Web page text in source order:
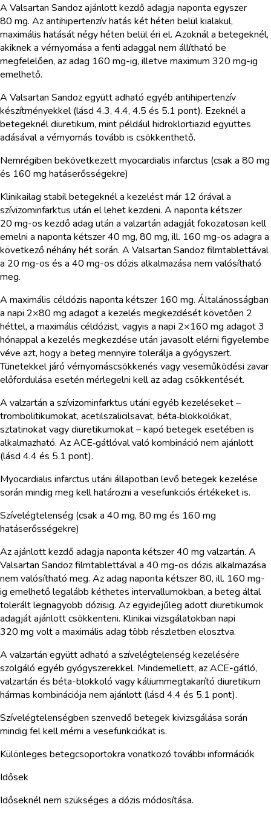
A Valsartan Sandoz ajánlott kezdő adagja naponta egyszer
80 mg. Az antihipertenzív hatás két héten belül kialakul,
maximális hatását négy héten belül éri el. Azoknál a betegeknél,
akiknek a vérnyomása a fenti adaggal nem állítható be
megfelelően, az adag 160 mg-ig, illetve maximum 320 mg-ig
emelhető.
A Valsartan Sandoz együtt adható egyéb antihipertenzív
készítményekkel (lásd 4.3, 4.4, 4.5 és 5.1 pont). Ezeknél a
betegeknél diuretikum, mint például hidroklortiazid együttes
adásával a vérnyomás tovább is csökkenthető.
Nemrégiben bekövetkezett myocardialis infarctus (csak a 80 mg
és 160 mg hatáserősségekre)
Klinikailag stabil betegeknél a kezelést már 12 órával a
szívizominfarktus után el lehet kezdeni. A naponta kétszer
20 mg-os kezdő adag után a valzartán adagját fokozatosan kell
emelni a naponta kétszer 40 mg, 80 mg, ill. 160 mg-os adagra a
következő néhány hét során. A Valsartan Sandoz filmtablettával
a 20 mg-os és a 40 mg-os dózis alkalmazása nem valósítható
meg.
A maximális céldózis naponta kétszer 160 mg. Általánosságban
a napi 2×80 mg adagot a kezelés megkezdését követően 2
héttel, a maximális céldózist, vagyis a napi 2×160 mg adagot 3
hónappal a kezelés megkezdése után javasolt elérni figyelembe
véve azt, hogy a beteg mennyire tolerálja a gyógyszert.
Tünetekkel járó vérnyomáscsökkenés vagy veseműködési zavar
előfordulása esetén mérlegelni kell az adag csökkentését.
A valzartán a szívizominfarktus utáni egyéb kezeléseket –
trombolitikumokat, acetilszalicilsavat, béta‑blokkolókat,
sztatinokat vagy diuretikumokat – kapó betegek esetében is
alkalmazható. Az ACE‑gátlóval való kombináció nem ajánlott
(lásd 4.4 és 5.1 pont).
Myocardialis infarctus utáni állapotban levő betegek kezelése
során mindig meg kell határozni a vesefunkciós értékeket is.
Szívelégtelenség (csak a 40 mg, 80 mg és 160 mg
hatáserősségekre)
Az ajánlott kezdő adagja naponta kétszer 40 mg valzartán. A
Valsartan Sandoz filmtablettával a 40 mg-os dózis alkalmazása
nem valósítható meg. Az adag naponta kétszer 80, ill. 160 mg-
ig emelhető legalább kéthetes intervallumokban, a beteg által
tolerált legnagyobb dózisig. Az egyidejűleg adott diuretikumok
adagját ajánlott csökkenteni. Klinikai vizsgálatokban napi
320 mg volt a maximális adag több részletben elosztva.
A valzartán együtt adható a szívelégtelenség kezelésére
szolgáló egyéb gyógyszerekkel. Mindemellett, az ACE-gátló,
valzartán és béta-blokkoló vagy káliummegtakarító diuretikum
hármas kombinációja nem ajánlott (lásd 4.4 és 5.1 pont).
Szívelégtelenségben szenvedő betegek kivizsgálása során
mindig fel kell mérni a vesefunkciókat is.
Különleges betegcsoportokra vonatkozó további információk
Idősek
Időseknél nem szükséges a dózis módosítása.